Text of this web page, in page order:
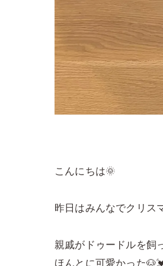
こんにちは🌞
昨日はみんなでクリス
親戚がドゥードルを飼
ほんとに可愛かった